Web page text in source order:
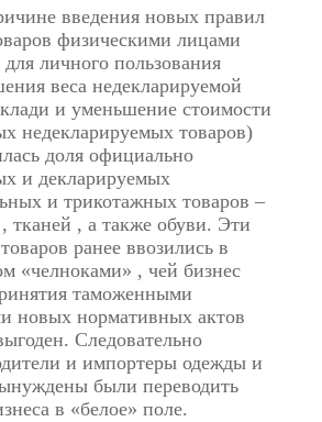
введения новых правил
физическими лицами
для личного пользования
веса недекларируемой
и уменьшение стоимости
недекларируемых товаров)
доля официально
и декларируемых
и трикотажных товаров –
тканей , а также обуви. Эти
ранее ввозились в
«челноками» , чей бизнес
таможенными
новых нормативных актов
Следовательно
и импортеры одежды и
были переводить
в «белое» поле.